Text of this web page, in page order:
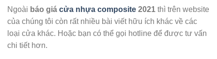
Ngoài báo giá cửa nhựa composite 2021 thì trên website
của chúng tôi còn rất nhiều bài viết hữu ích khác về các
loại cửa khác. Hoặc bạn có thể gọi hotline để được tư vấn
chi tiết hơn.